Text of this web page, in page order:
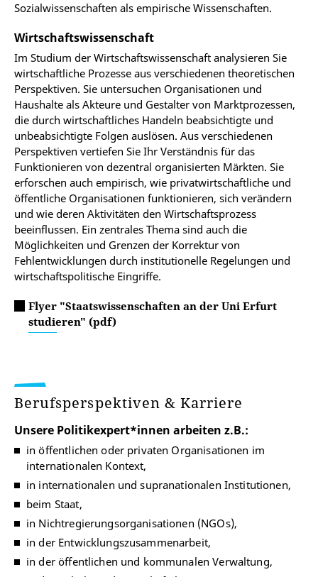
Sozialwissenschaften als empirische Wissenschaften.
Wirtschaftswissenschaft
Im Studium der Wirtschaftswissenschaft analysieren Sie
wirtschaftliche Prozesse aus verschiedenen theoretischen
Perspektiven. Sie untersuchen Organisationen und
Haushalte als Akteure und Gestalter von Marktprozessen,
die durch wirtschaftliches Handeln beabsichtigte und
unbeabsichtigte Folgen auslösen. Aus verschiedenen
Perspektiven vertiefen Sie Ihr Verständnis für das
Funktionieren von dezentral organisierten Märkten. Sie
erforschen auch empirisch, wie privatwirtschaftliche und
öffentliche Organisationen funktionieren, sich verändern
und wie deren Aktivitäten den Wirtschaftsprozess
beeinflussen. Ein zentrales Thema sind auch die
Möglichkeiten und Grenzen der Korrektur von
Fehlentwicklungen durch institutionelle Regelungen und
wirtschaftspolitische Eingriffe.
Flyer "Staatswissenschaften an der Uni Erfurt
studieren" (pdf)
Berufsperspektiven & Karriere
Unsere Politikexpert*innen arbeiten z.B.:
in öffentlichen oder privaten Organisationen im
internationalen Kontext,
in internationalen und supranationalen Institutionen,
beim Staat,
in Nichtregierungsorganisationen (NGOs),
in der Entwicklungszusammenarbeit,
in der öffentlichen und kommunalen Verwaltung,